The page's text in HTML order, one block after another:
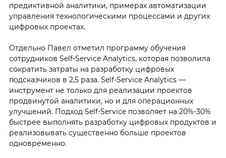
предиктивной аналитики, примерах автоматизации
управления технологическими процессами и других
цифровых проектах.
Отдельно Павел отметил программу обучения
сотрудников Self-Service Analytics, которая позволила
сократить затраты на разработку цифровых
подсказчиков в 2,5 раза. Self-Service Analytics —
инструмент не только для реализации проектов
продвинутой аналитики, но и для операционных
улучшений. Подход Self-Service позволяет на 20%-30%
быстрее выполнять разработку цифровых продуктов и
реализовывать существенно больше проектов
одновременно.